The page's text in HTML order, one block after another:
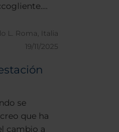
se
que ha
cambio a
personale
Un
di
L. Roma, Italia
19/11/2025